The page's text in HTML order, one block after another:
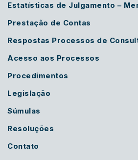
Estatísticas de Julgamento –
Prestação de Contas
Respostas Processos de
Acesso aos Processos
Procedimentos
Legislação
Súmulas
Resoluções
Contato